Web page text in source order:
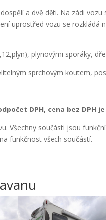
a dvě děti. Na zádi
uprostřed vozu se rozkládá
plynovými sporáky,
sprchovým koutem,
DPH, cena bez DPH je
Všechny součásti jsou
funkčnost všech součástí.